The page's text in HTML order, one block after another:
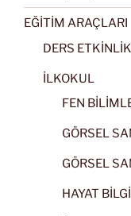
EĞİTİM ARAÇLARI
DERS
İLKOKUL
FEN
GÖRSEL
GÖRSEL
HAYAT